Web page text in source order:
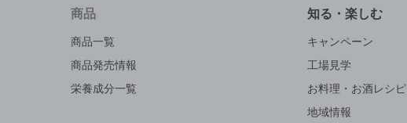
商品
商品一覧
商品発売情報
栄養成分一覧
知る・楽しむ
キャンペーン
工場見学
お料理・お酒レシピ
地域情報